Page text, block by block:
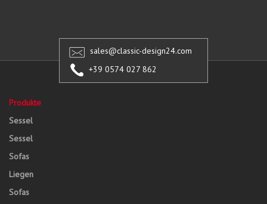
sales@classic-design24.com
+39 0574 027 862
Produkte
Sessel
Sessel
Sofas
Liegen
Sofas